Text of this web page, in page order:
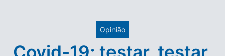
Opinião
Covid-19; testar, testar,